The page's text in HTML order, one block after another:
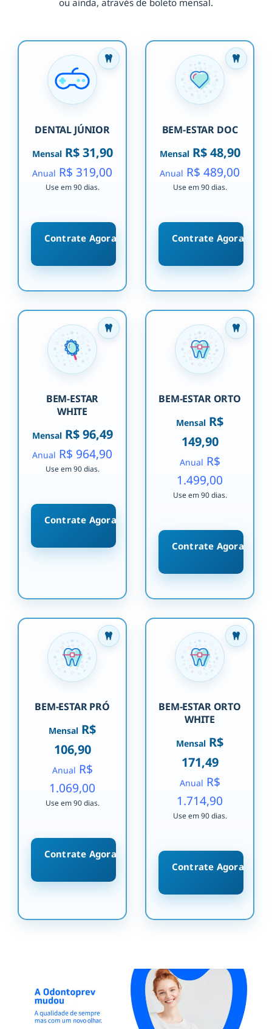
ou ainda, através de boleto mensal.
DENTAL JÚNIOR
MensalR$ 31,90
Anual R$ 319,00
Use em 90 dias.
Contrate Agora
BEM-ESTAR DOC
MensalR$ 48,90
Anual R$ 489,00
Use em 90 dias.
Contrate Agora
BEM-ESTAR
WHITE
MensalR$ 96,49
Anual R$ 964,90
Use em 90 dias.
Contrate Agora
BEM-ESTAR ORTO
Mensal R$
149,90
Anual R$
1.499,00
Use em 90 dias.
Contrate Agora
BEM-ESTAR PRÓ
Mensal R$
106,90
Anual R$
1.069,00
Use em 90 dias.
Contrate Agora
BEM-ESTAR ORTO
WHITE
Mensal R$
171,49
Anual R$
1.714,90
Use em 90 dias.
Contrate Agora